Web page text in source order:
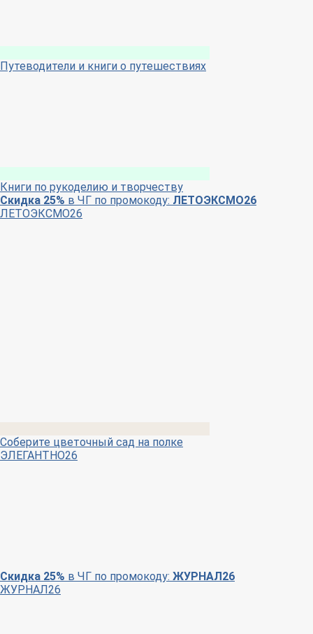
Путеводители и книги о путешествиях
Книги по рукоделию и творчеству
Скидка 25% в ЧГ по промокоду: ЛЕТОЭКСМО26
ЛЕТОЭКСМО26
Соберите цветочный сад на полке
ЭЛЕГАНТНО26
Скидка 25% в ЧГ по промокоду: ЖУРНАЛ26
ЖУРНАЛ26